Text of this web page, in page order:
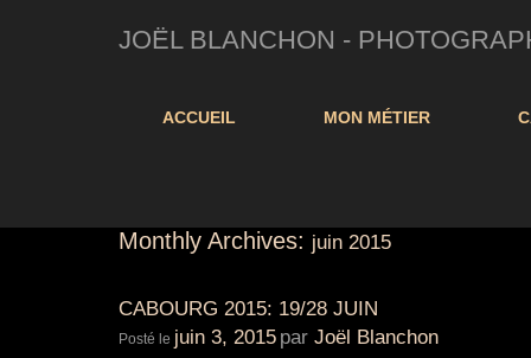
JOËL BLANCHON -
ACCUEIL MON MÉTIER
Monthly Archives: juin 2015
CABOURG 2015: 19/28 JUIN
Posté le juin 3, 2015 par Joël Blanchon